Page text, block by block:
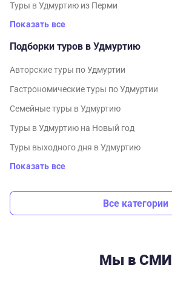
Туры в Удмуртию из Перми
Показать все
Подборки туров в Удмуртию
Авторские туры по Удмуртии
Гастрономические туры по Удмуртии
Семейные туры в Удмуртию
Туры в Удмуртию на Новый год
Туры выходного дня в Удмуртию
Показать все
Все категории
Мы в СМИ